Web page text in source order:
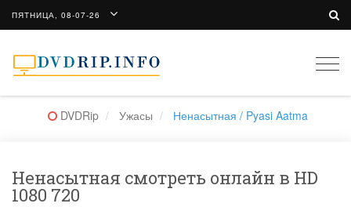
ПЯТНИЦА, 08-07-26
DVDRip Ужасы Ненасытная / Pyasi Aatma
Ненасытная смотреть онлайн в HD
1080 720